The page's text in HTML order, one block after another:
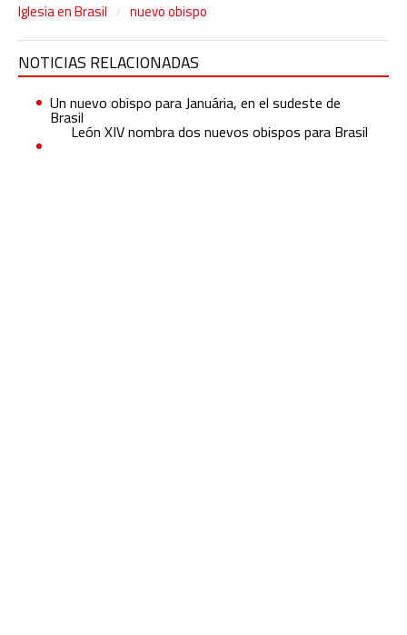
Iglesia en Brasil nuevo obispo
NOTICIAS RELACIONADAS
Un nuevo obispo para Januária, en el sudeste de
Brasil
León XIV nombra dos nuevos obispos para Brasil